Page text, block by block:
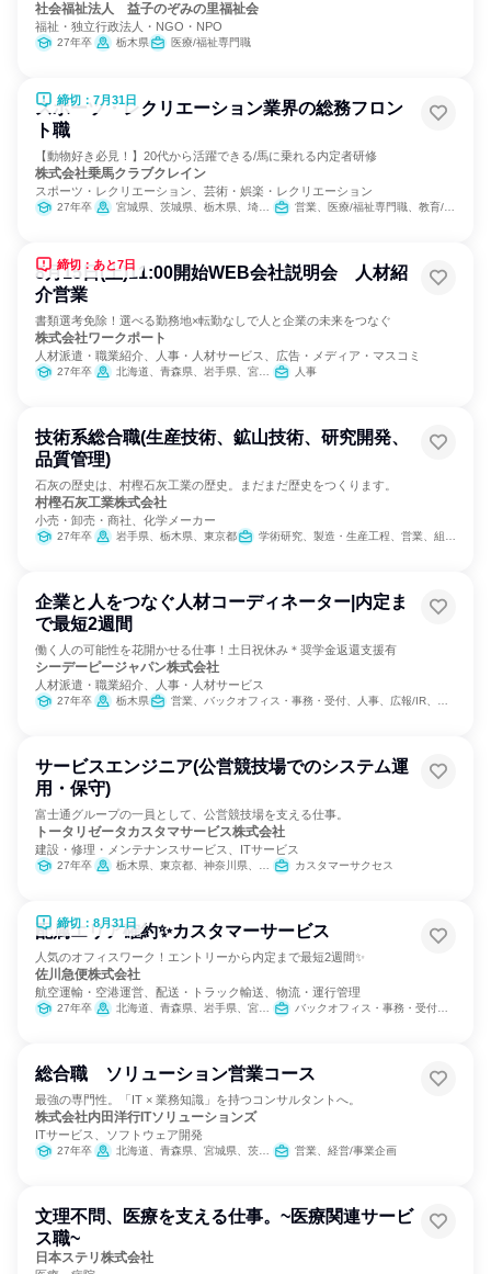
社会福祉法人 益子のぞみの里福祉会
福祉・独立行政法人・NGO・NPO
27年卒 栃木県 医療/福祉専門職
締切：7月31日
スポーツ・レクリエーション業界の総務フロン
ト職
【動物好き必見！】20代から活躍できる/馬に乗れる内定者研修
株式会社乗馬クラブクレイン
スポーツ・レクリエーション、芸術・娯楽・レクリエーション
27年卒 宮城県、茨城県、栃木県、埼玉県、千葉県、東京都、神奈川県、石川県、岐阜県、三重県、大阪府、兵庫県、奈良県、岡山県、広島県、山口県、福岡県、大分県 営業、医療/福祉専門職、教育/保育専門職、小売販売/流通、バックオフィス・事務・受付、総務
締切：あと7日
8月15日(土)11:00開始WEB会社説明会 人材紹
介営業
書類選考免除！選べる勤務地×転勤なしで人と企業の未来をつなぐ
株式会社ワークポート
人材派遣・職業紹介、人事・人材サービス、広告・メディア・マスコミ
27年卒 北海道、青森県、岩手県、宮城県、秋田県、山形県、福島県、茨城県、栃木県、群馬県、埼玉県、千葉県、東京都、神奈川県、新潟県、富山県、石川県、福井県、山梨県、長野県、岐阜県、静岡県、愛知県、三重県、滋賀県、京都府、大阪府、兵庫県、奈良県、和歌山県、鳥取県、島根県、岡山県、広島県、山口県、徳島県、香川県、愛媛県、高知県、福岡県、佐賀県、長崎県、熊本県、大分県、宮崎県、鹿児島県、沖縄県 人事
技術系総合職(生産技術、鉱山技術、研究開発、
品質管理)
石灰の歴史は、村樫石灰工業の歴史。まだまだ歴史をつくります。
村樫石灰工業株式会社
小売・卸売・商社、化学メーカー
27年卒 岩手県、栃木県、東京都 学術研究、製造・生産工程、営業、組織運営管理・公務員・事務系職種
企業と人をつなぐ人材コーディネーター|内定ま
で最短2週間
働く人の可能性を花開かせる仕事！土日祝休み＊奨学金返還支援有
シーデーピージャパン株式会社
人材派遣・職業紹介、人事・人材サービス
27年卒 栃木県 営業、バックオフィス・事務・受付、人事、広報/IR、経営/事業企画、カスタマーサクセス
サービスエンジニア(公営競技場でのシステム運
用・保守)
富士通グループの一員として、公営競技場を支える仕事。
トータリゼータカスタマサービス株式会社
建設・修理・メンテナンスサービス、ITサービス
27年卒 栃木県、東京都、神奈川県、愛知県、大阪府、兵庫県 カスタマーサクセス
締切：8月31日
配属エリア確約✨カスタマーサービス
人気のオフィスワーク！エントリーから内定まで最短2週間✨
佐川急便株式会社
航空運輸・空港運営、配送・トラック輸送、物流・運行管理
27年卒 北海道、青森県、岩手県、宮城県、秋田県、山形県、福島県、茨城県、栃木県、群馬県、埼玉県、千葉県、東京都、神奈川県、新潟県、富山県、石川県、福井県、山梨県、長野県、岐阜県、静岡県、愛知県、三重県、滋賀県、京都府、大阪府、兵庫県、奈良県、和歌山県、鳥取県、島根県、岡山県、広島県、山口県、徳島県、香川県、愛媛県、高知県、福岡県、佐賀県、長崎県、熊本県、大分県、宮崎県、鹿児島県、沖縄県 バックオフィス・事務・受付、交通/運輸、SCM/生産管理/購買/物流
総合職 ソリューション営業コース
最強の専門性。「IT × 業務知識」を持つコンサルタントへ。
株式会社内田洋行ITソリューションズ
ITサービス、ソフトウェア開発
27年卒 北海道、青森県、宮城県、茨城県、栃木県、埼玉県、千葉県、東京都、新潟県、富山県、石川県、長野県、静岡県、愛知県、京都府、大阪府 営業、経営/事業企画
文理不問、医療を支える仕事。~医療関連サービ
ス職~
日本ステリ株式会社